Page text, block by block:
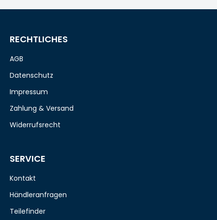
RECHTLICHES
AGB
Datenschutz
Impressum
Zahlung & Versand
Widerrufsrecht
SERVICE
Kontakt
Händleranfragen
Teilefinder